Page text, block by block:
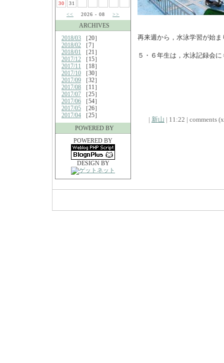
30
31
<<
2026 - 08 >>
ARCHIVES
2018/03 ［20］
2018/02 ［7］
2018/01 ［21］
2017/12 ［15］
2017/11 ［18］
2017/10 ［30］
2017/09 ［32］
2017/08 ［11］
2017/07 ［25］
2017/06 ［54］
2017/05 ［26］
2017/04 ［25］
POWERED BY
POWERED BY
DESIGN BY
再来週から，水泳学習が始ま
５・６年生は，水泳記録会
| 新山 | 11:22 | comments